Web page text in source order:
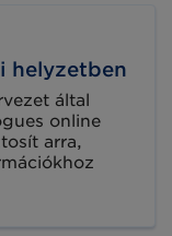
helyzetben
által
online
arra,
a